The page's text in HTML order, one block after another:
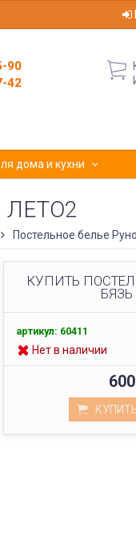
90
42
дома и кухни
ЛЕТО2
Постельное белье
КУПИТЬ
артикул: 60411
Нет в наличии